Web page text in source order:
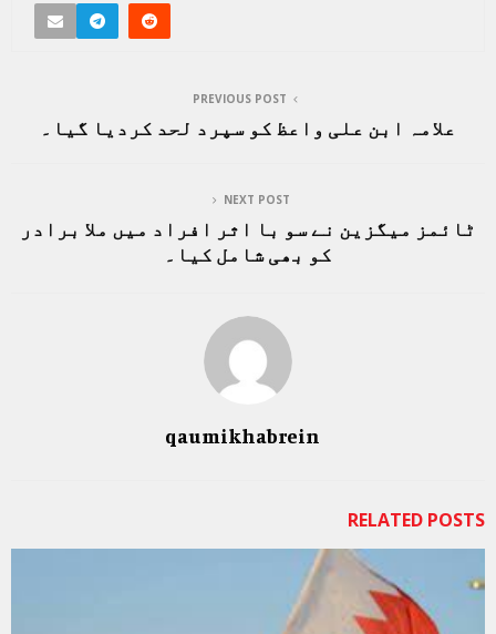
PREVIOUS POST
علامہ ابن علی واعظ کو سپرد لحد کردیا گیا۔
NEXT POST
ٹائمز میگزین نے سو با اثر افراد میں ملا برادر
کو بھی شامل کیا۔
qaumikhabrein
RELATED POSTS